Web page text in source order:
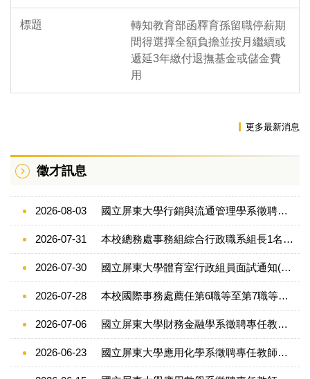
轉知教育部函釋育孫留職停薪期
間得選擇全額負擔並按月繼續或
遞延3年繳付退撫基金或儲金費
用
更多最新消息
徵才訊息
2026-08-03 國立屏東大學行銷與流通管理學系徵聘專任教師公告(1150803)
2026-07-31 本校總務處事務組綜合行政職系組長1名甄選公告(1150731)
2026-07-30 國立屏東大學體育室行政組員面試通知(1150730)
2026-07-28 本校國際事務處薦任第6職等至第7職等文教行政職系組員1名甄選公告(1150728)
2026-07-06 國立屏東大學財務金融學系徵聘專任教師公告(1150706)
2026-06-23 國立屏東大學應用化學系徵聘專任教師公告(1150623)